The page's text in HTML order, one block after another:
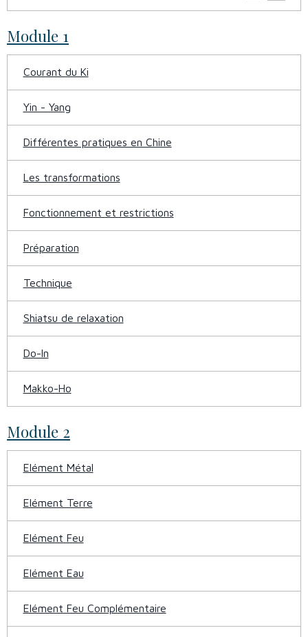
Module 1
Courant du Ki
Yin - Yang
Différentes pratiques en Chine
Les transformations
Fonctionnement et restrictions
Préparation
Technique
Shiatsu de relaxation
Do-In
Makko-Ho
Module 2
Elément Métal
Elément Terre
Elément Feu
Elément Eau
Elément Feu Complémentaire